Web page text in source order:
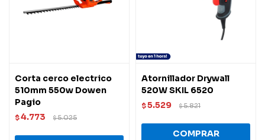
Corta cerco electrico
510mm 550w Dowen
Pagio
$4.773 $5.025
Atornillador Drywall
520W SKIL 6520
$5.529 $5.821